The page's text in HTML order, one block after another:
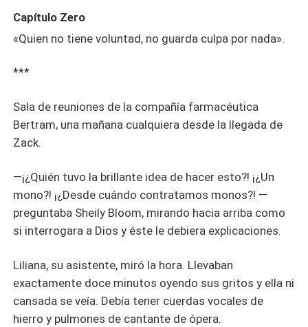
Capítulo Zero
«Quien no tiene voluntad, no guarda culpa por nada».
***
Sala de reuniones de la compañía farmacéutica
Bertram, una mañana cualquiera desde la llegada de
Zack.
—¡¿Quién tuvo la brillante idea de hacer esto?! ¡¿Un
mono?! ¡¿Desde cuándo contratamos monos?! —
preguntaba Sheily Bloom, mirando hacia arriba como
si interrogara a Dios y éste le debiera explicaciones.
Liliana, su asistente, miró la hora. Llevaban
exactamente doce minutos oyendo sus gritos y ella ni
cansada se veía. Debía tener cuerdas vocales de
hierro y pulmones de cantante de ópera.